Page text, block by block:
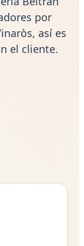
por
así es
el cliente.